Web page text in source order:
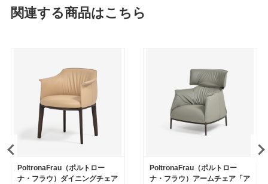
関連する商品はこちら
PoltronaFrau（ポルトロー
ナ・フラウ）ダイニングチェア
PoltronaFrau（ポルトロー
ナ・フラウ）アームチェア「ア